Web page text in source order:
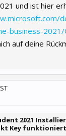
und ist hier
business-2021/
auf deine
2021
Key